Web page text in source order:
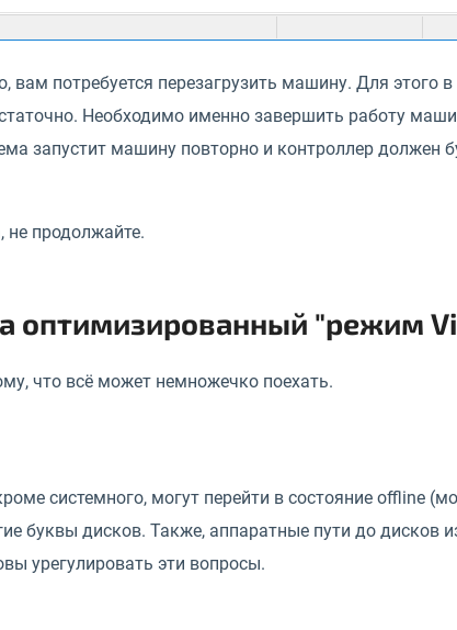
вам потребуется перезагрузить машину. Для этого
Необходимо именно завершить работу
запустит машину повторно и контроллер должен
не продолжайте.
оптимизированный "режим
что всё может немножечко поехать.
системного, могут перейти в состояние offline
буквы дисков. Также, аппаратные пути до дисков
урегулировать эти вопросы.